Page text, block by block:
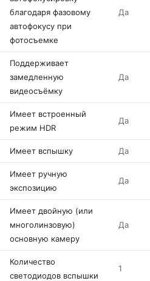
благодаря фазовому
автофокусу при
фотосъемке
Да
Поддерживает
замедленную
видеосъёмку
Да
Имеет встроенный
режим HDR
Да
Имеет вспышку Да
Имеет ручную
экспозицию
Да
Имеет двойную (или
многолинзовую)
основную камеру
Да
Количество
светодиодов вспышки
1